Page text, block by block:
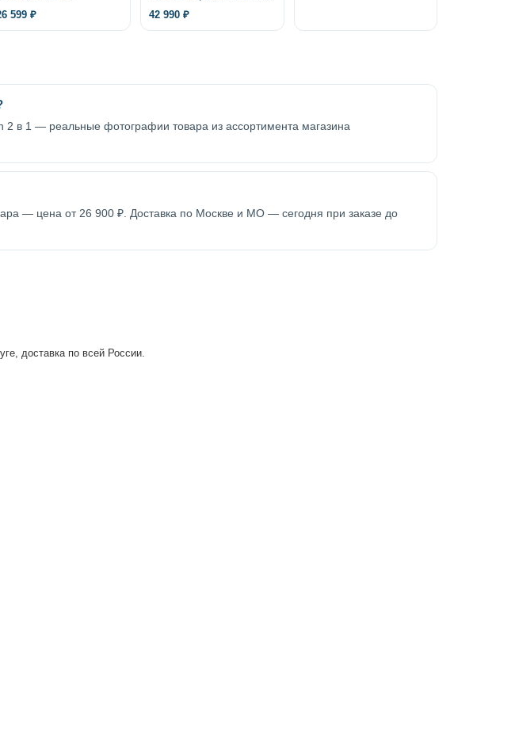
599 ₽ 42 990 ₽
2 в 1 — реальные фотографии товара из ассортимента магазина
— цена от 26 900 ₽. Доставка по Москве и МО — сегодня при заказе до
доставка по всей России.